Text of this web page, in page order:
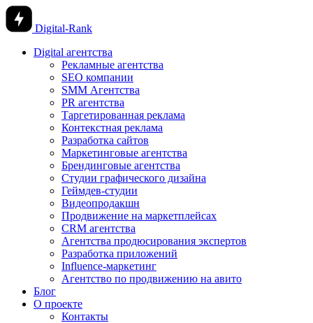
Digital-Rank
Digital агентства
Рекламные агентства
SEO компании
SMM Агентства
PR агентства
Таргетированная реклама
Контекстная реклама
Разработка сайтов
Маркетинговые агентства
Брендинговые агентства
Студии графического дизайна
Геймдев-студии
Видеопродакшн
Продвижение на маркетплейсах
CRM агентства
Агентства продюсирования экспертов
Разработка приложений
Influence-маркетинг
Агентство по продвижению на авито
Блог
О проекте
Контакты